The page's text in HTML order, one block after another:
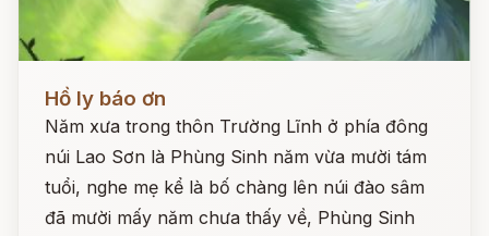
Đọc ngay
Hồ ly báo ơn
Năm xưa trong thôn Trường Lĩnh ở phía đông
núi Lao Sơn là Phùng Sinh năm vừa mười tám
tuổi, nghe mẹ kể là bố chàng lên núi đào sâm
đã mười mấy năm chưa thấy về, Phùng Sinh